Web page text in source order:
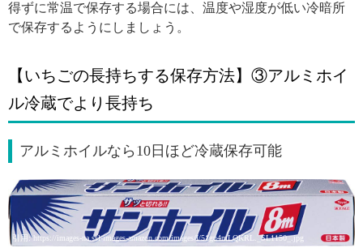
得ずに常温で保存する場合には、温度や湿度が低い冷暗所
で保存するようにしましょう。
【いちごの長持ちする保存方法】③アルミホイ
ル冷蔵でより長持ち
アルミホイルなら10日ほど冷蔵保存可能
引用: https://images-na.ssl-images-amazon.com/images/I/51gu4mLQKRL._SL1150_.jpg